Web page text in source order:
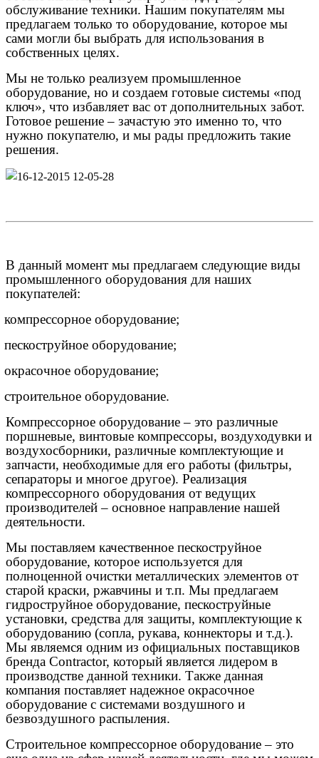
обслуживание техники. Нашим покупателям мы
предлагаем только то оборудование, которое мы
сами могли бы выбрать для использования в
собственных целях.
Мы не только реализуем промышленное
оборудование, но и создаем готовые системы «под
ключ», что избавляет вас от дополнительных забот.
Готовое решение – зачастую это именно то, что
нужно покупателю, и мы рады предложить такие
решения.
В данный момент мы предлагаем следующие виды
промышленного оборудования для наших
покупателей:
компрессорное оборудование;
пескоструйное оборудование;
окрасочное оборудование;
строительное оборудование.
Компрессорное оборудование – это различные
поршневые, винтовые компрессоры, воздуходувки и
воздухосборники, различные комплектующие и
запчасти, необходимые для его работы (фильтры,
сепараторы и многое другое). Реализация
компрессорного оборудования от ведущих
производителей – основное направление нашей
деятельности.
Мы поставляем качественное пескоструйное
оборудование, которое используется для
полноценной очистки металлических элементов от
старой краски, ржавчины и т.п. Мы предлагаем
гидроструйное оборудование, пескоструйные
установки, средства для защиты, комплектующие к
оборудованию (сопла, рукава, коннекторы и т.д.).
Мы являемся одним из официальных поставщиков
бренда Contractor, который является лидером в
производстве данной техники. Также данная
компания поставляет надежное окрасочное
оборудование с системами воздушного и
безвоздушного распыления.
Строительное компрессорное оборудование – это